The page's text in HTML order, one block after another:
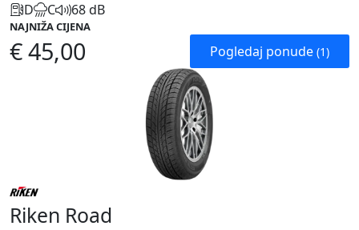
D C 68 dB
NAJNIŽA CIJENA
€ 45,00 Pogledaj ponude (1)
Riken Road